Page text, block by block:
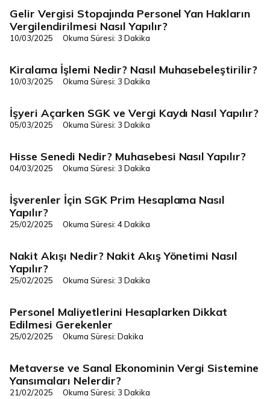
Finans/Yönetim
Gelir Vergisi Stopajında Personel Yan Hakların
Vergilendirilmesi Nasıl Yapılır?
10/03/2025 Okuma Süresi: 3 Dakika
Finans/Yönetim
Kiralama İşlemi Nedir? Nasıl Muhasebeleştirilir?
10/03/2025 Okuma Süresi: 3 Dakika
Finans/Yönetim
İşyeri Açarken SGK ve Vergi Kaydı Nasıl Yapılır?
05/03/2025 Okuma Süresi: 3 Dakika
Finans/Yönetim
Hisse Senedi Nedir? Muhasebesi Nasıl Yapılır?
04/03/2025 Okuma Süresi: 3 Dakika
Finans/Yönetim
İşverenler İçin SGK Prim Hesaplama Nasıl
Yapılır?
25/02/2025 Okuma Süresi: 4 Dakika
Finans/Yönetim
Nakit Akışı Nedir? Nakit Akış Yönetimi Nasıl
Yapılır?
25/02/2025 Okuma Süresi: 3 Dakika
Finans/Yönetim
Personel Maliyetlerini Hesaplarken Dikkat
Edilmesi Gerekenler
25/02/2025 Okuma Süresi: Dakika
Finans/Yönetim
Metaverse ve Sanal Ekonominin Vergi Sistemine
Yansımaları Nelerdir?
21/02/2025 Okuma Süresi: 3 Dakika